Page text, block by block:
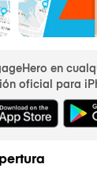
en
oficial para